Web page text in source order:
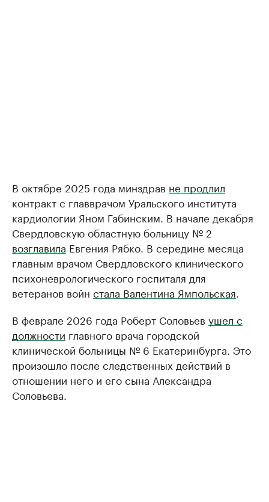
В октябре 2025 года минздрав не продлил
контракт с главврачом Уральского института
кардиологии Яном Габинским. В начале декабря
Свердловскую областную больницу № 2
возглавила Евгения Рябко. В середине месяца
главным врачом Свердловского клинического
психоневрологического госпиталя для
ветеранов войн стала Валентина Ямпольская
В феврале 2026 года Роберт Соловьев ушел с
должности главного врача городской
клинической больницы № 6 Екатеринбурга. Это
произошло после следственных действий в
отношении него и его сына Александра
Соловьева.